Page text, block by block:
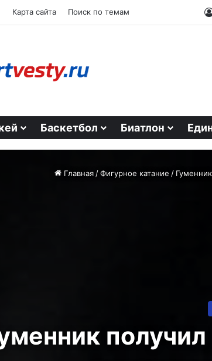
Карта сайта Поиск по темам
Баскетбол Биатлон
Главная / Фигурное катание /